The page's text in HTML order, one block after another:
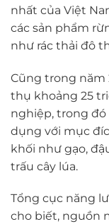
nhất của Việt
các sản phẩm
như rác thải đô
Cũng trong năm
thụ khoảng 25
nghiệp, trong đó
dụng với mục
khối như gạo,
trấu cây lúa.
Tổng cục năng
cho biết, nguồn